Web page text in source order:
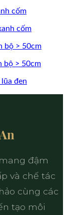
cốm
cốm
bộ > 50cm
bộ > 50cm
lũa đen
đậm
và chế tác
cùng các
tạo môi